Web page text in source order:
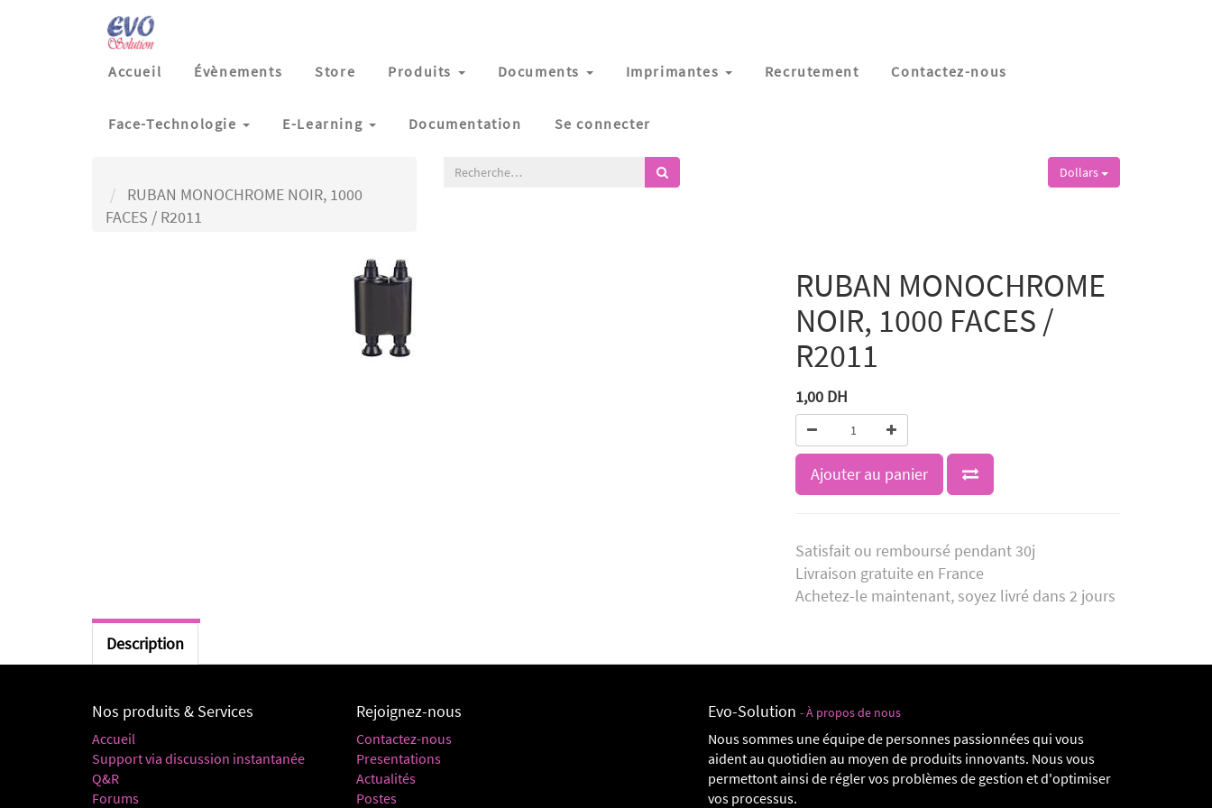
Accueil Évènements Store Produits Documents Imprimantes Recrutement Contactez-nous
Face-Technologie E-Learning Documentation Se connecter
RUBAN MONOCHROME NOIR, 1000
FACES / R2011
Dollars
RUBAN MONOCHROME
NOIR, 1000 FACES /
R2011
1,00 DH
Ajouter au panier
Satisfait ou remboursé pendant 30j
Livraison gratuite en France
Achetez-le maintenant, soyez livré dans 2 jours
Description
Nos produits & Services
Accueil
Support via discussion instantanée
Q&R
Forums
Rejoignez-nous
Contactez-nous
Presentations
Actualités
Postes
Evo-Solution -À propos de nous
Nous sommes une équipe de personnes passionnées qui vous
aident au quotidien au moyen de produits innovants. Nous vous
permettont ainsi de régler vos problèmes de gestion et d'optimiser
vos processus.